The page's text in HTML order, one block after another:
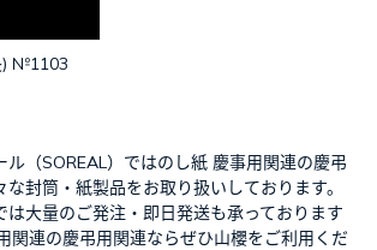
) №1103
ル（SOREAL）ではのし紙 慶事用関連の慶弔
封筒・紙製品をお取り扱いしております。
は大量のご発注・即日発送も承っております
関連の慶弔用関連ならぜひ山櫻をご利用くだ